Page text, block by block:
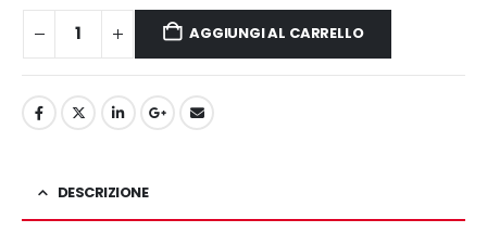
AGGIUNGI AL CARRELLO
DESCRIZIONE